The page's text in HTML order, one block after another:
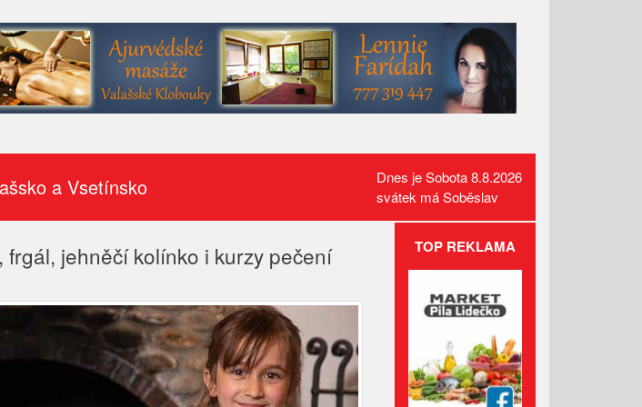
sklizňových pracích. Oheň
zastavili hasiči
Kamerový systém nově dohlíží
na skatepark v Luhačovicích
Přehled kulturních akcí v okolí
a Vsetínsko
Dnes je Sobota 8.8.2026
svátek má Soběslav
jehněčí kolínko i kurzy pečení
TOP REKLAMA